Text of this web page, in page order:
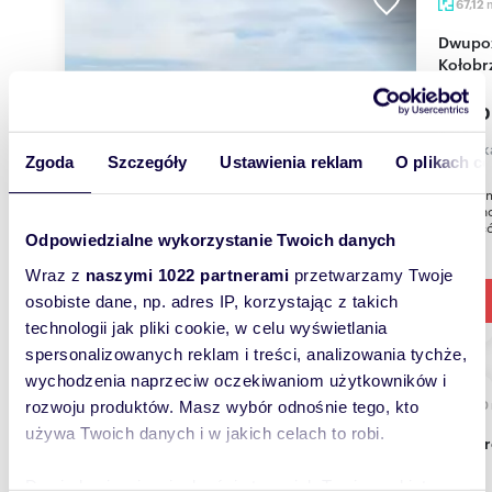
Zgoda Szczegóły Ustawienia reklam O plikach
Odpowiedzialne wykorzystanie Twoich danych
Wraz z naszymi 1022 partnerami przetwarzamy Twoje
osobiste dane, np. adres IP, korzystając z takich
technologii jak pliki cookie, w celu wyświetlania
spersonalizowanych reklam i treści, analizowania tychże,
wychodzenia naprzeciw oczekiwaniom użytkowników i
rozwoju produktów. Masz wybór odnośnie tego, kto
używa Twoich danych i w jakich celach to robi.
67,12
Dwupoziomowe mieszkanie 67m2 blisko plaży w
2
27,50